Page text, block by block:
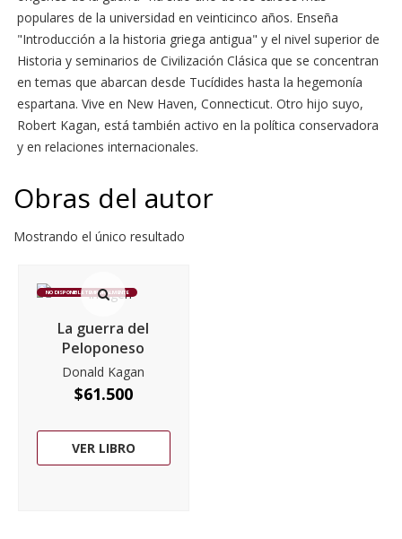
populares de la universidad en veinticinco años. Enseña
"Introducción a la historia griega antigua" y el nivel superior de
Historia y seminarios de Civilización Clásica que se concentran
en temas que abarcan desde Tucídides hasta la hegemonía
espartana. Vive en New Haven, Connecticut. Otro hijo suyo,
Robert Kagan, está también activo en la política conservadora
y en relaciones internacionales.
Obras del autor
Mostrando el único resultado
NO DISPONIBLE TEMPORALMENTE
La guerra del
Peloponeso
Donald Kagan
$61.500
VER LIBRO